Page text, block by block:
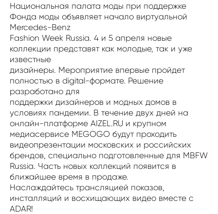
Национальная палата моды при поддержке
Фонда моды объявляет начало виртуальной
Mercedes-Benz
Fashion Week Russia. 4 и 5 апреля новые
коллекции представят как молодые, так и уже
известные
дизайнеры. Мероприятие впервые пройдет
полностью в digital-формате. Решение
разработано для
поддержки дизайнеров и модных домов в
условиях пандемии. В течение двух дней на
онлайн-платформе AIZEL.RU и крупном
медиасервисе MEGOGO будут проходить
видеопрезентации московских и российских
брендов, специально подготовленные для MBFW
Russia. Часть новых коллекций появится в
ближайшее время в продаже.
Наслаждайтесь трансляцией показов,
инсталляций и восхищающих видео вместе с
ADAR!